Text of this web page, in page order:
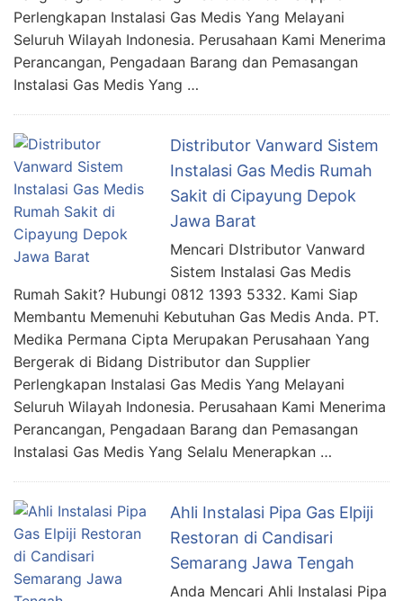
Perlengkapan Instalasi Gas Medis Yang Melayani
Seluruh Wilayah Indonesia. Perusahaan Kami Menerima
Perancangan, Pengadaan Barang dan Pemasangan
Instalasi Gas Medis Yang …
Distributor Vanward Sistem
Instalasi Gas Medis Rumah
Sakit di Cipayung Depok
Jawa Barat
Mencari DIstributor Vanward
Sistem Instalasi Gas Medis
Rumah Sakit? Hubungi 0812 1393 5332. Kami Siap
Membantu Memenuhi Kebutuhan Gas Medis Anda. PT.
Medika Permana Cipta Merupakan Perusahaan Yang
Bergerak di Bidang Distributor dan Supplier
Perlengkapan Instalasi Gas Medis Yang Melayani
Seluruh Wilayah Indonesia. Perusahaan Kami Menerima
Perancangan, Pengadaan Barang dan Pemasangan
Instalasi Gas Medis Yang Selalu Menerapkan …
Ahli Instalasi Pipa Gas Elpiji
Restoran di Candisari
Semarang Jawa Tengah
Anda Mencari Ahli Instalasi Pipa